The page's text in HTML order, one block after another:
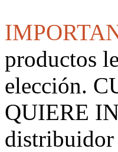
productos
elección.
QUIERE
distribuidor